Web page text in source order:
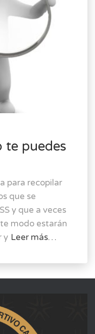
te puedes
para recopilar
que se
y que a veces
modo estarán
y Leer más…